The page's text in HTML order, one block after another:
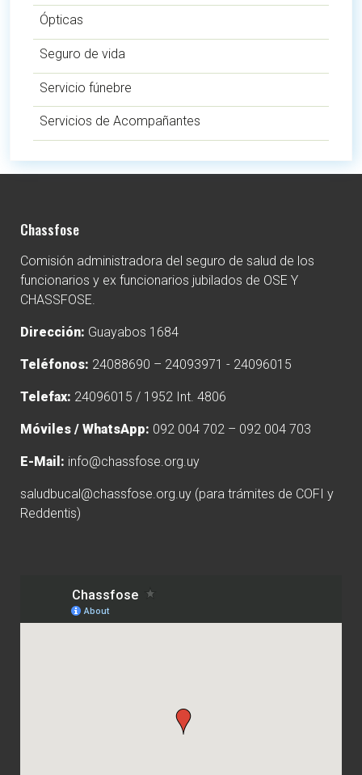
Ópticas
Seguro de vida
Servicio fúnebre
Servicios de Acompañantes
Chassfose
Comisión administradora del seguro de salud de los
funcionarios y ex funcionarios jubilados de OSE Y
CHASSFOSE.
Dirección: Guayabos 1684
Teléfonos: 24088690 – 24093971 - 24096015
Telefax: 24096015 / 1952 Int. 4806
Móviles / WhatsApp: 092 004 702 – 092 004 703
E-Mail: info@chassfose.org.uy
saludbucal@chassfose.org.uy(para trámites de COFI y
Reddentis)